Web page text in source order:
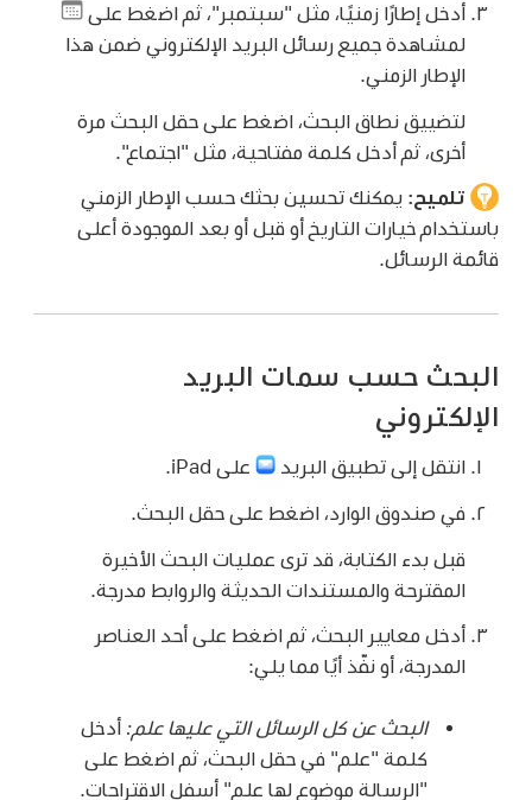
أدخل إطارًا زمنيًا، مثل "سبتمبر"، ثم اضغط على
لمشاهدة جميع رسائل البريد الإلكتروني ضمن هذا
الإطار الزمني.
لتضييق نطاق البحث، اضغط على حقل البحث مرة
أخرى، ثم أدخل كلمة مفتاحية، مثل "اجتماع".
تلميح: يمكنك تحسين بحثك حسب الإطار الزمني
باستخدام خيارات التاريخ أو قبل أو بعد الموجودة أعلى
قائمة الرسائل.
البحث حسب سمات البريد
الإلكتروني
انتقل إلى تطبيق البريد على iPad.
في صندوق الوارد، اضغط على حقل البحث.
قبل بدء الكتابة، قد ترى عمليات البحث الأخيرة
المقترحة والمستندات الحديثة والروابط مدرجة.
أدخل معايير البحث، ثم اضغط على أحد العناصر
المدرجة، أو نفّذ أيًا مما يلي:
البحث عن كل الرسائل التي عليها علم: أدخل
كلمة "علم" في حقل البحث، ثم اضغط على
"الرسالة موضوع لها علم" أسفل الاقتراحات.